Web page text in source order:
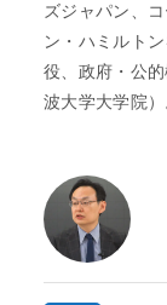
お申込後の流れ
資料請求
WEBサイトご利
eラーニング推奨
ズジャパン、
ン・ハミルト
役、政府・公
波大学大学院）